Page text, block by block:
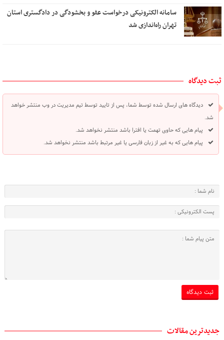
سامانه الکترونیکی درخواست عفو و بخشودگی در دادگستری استان
تهران راه‌اندازی شد
ثبت دیدگاه
دیدگاه های ارسال شده توسط شما، پس از تایید توسط تیم مدیریت در وب منتشر خواهد
شد.
پیام هایی که حاوی تهمت یا افترا باشد منتشر نخواهد شد.
پیام هایی که به غیر از زبان فارسی یا غیر مرتبط باشد منتشر نخواهد شد.
جدیدترین مقالات